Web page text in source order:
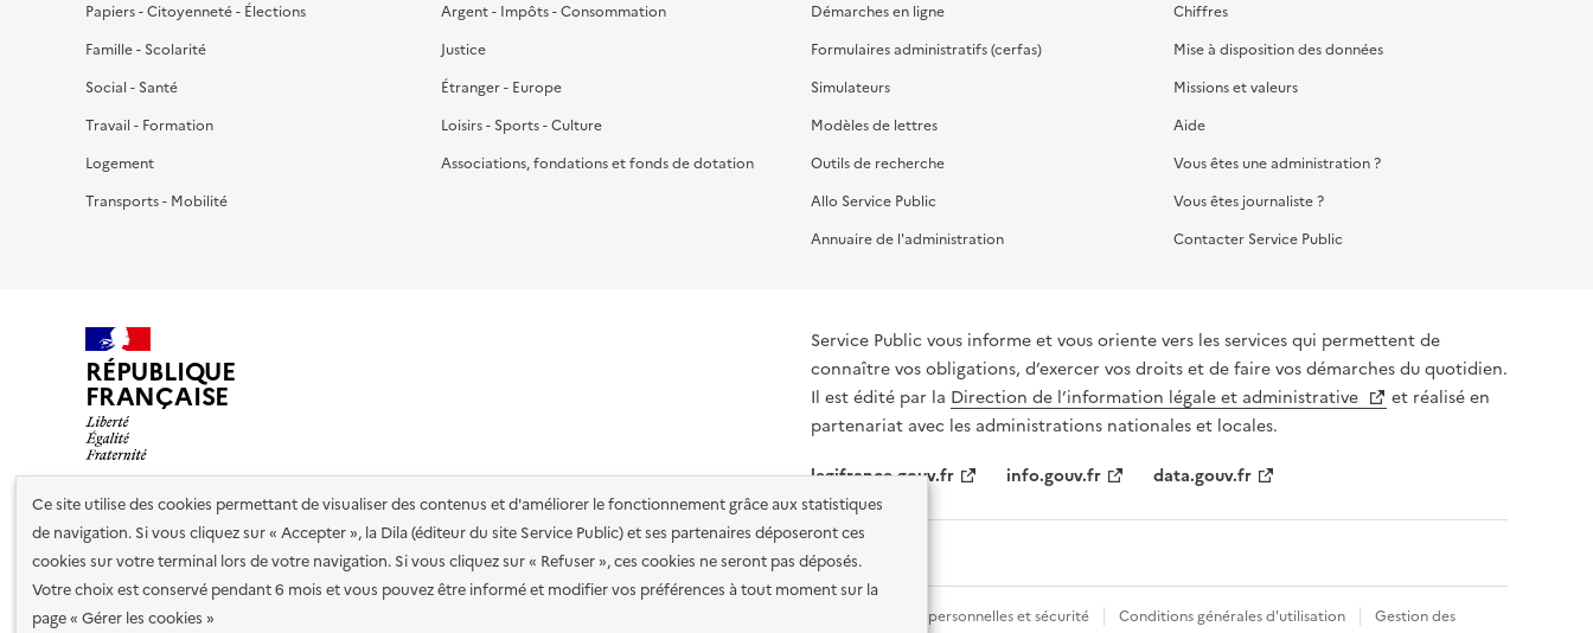
Ce site utilise des cookies permettant de visualiser des contenus et d'améliorer le fonctionnement grâce aux statistiques
de navigation. Si vous cliquez sur « Accepter », la Dila (éditeur du site Service Public) et ses partenaires déposeront ces
cookies sur votre terminal lors de votre navigation. Si vous cliquez sur « Refuser », ces cookies ne seront pas déposés.
Votre choix est conservé pendant 6 mois et vous pouvez être informé et modifier vos préférences à tout moment sur la
page « Gérer les cookies »
Papiers - Citoyenneté - Élections
Famille - Scolarité
Social - Santé
Travail - Formation
Logement
Transports - Mobilité
Argent - Impôts - Consommation
Justice
Étranger - Europe
Loisirs - Sports - Culture
Associations, fondations et fonds de dotation
Démarches en ligne
Formulaires administratifs (cerfas)
Simulateurs
Modèles de lettres
Outils de recherche
Allo Service Public
Annuaire de l'administration
Chiffres
Mise à disposition des données
Missions et valeurs
Aide
Vous êtes une administration ?
Vous êtes journaliste ?
Contacter Service Public
RÉPUBLIQUE
FRANÇAISE
Service Public vous informe et vous oriente vers les services qui permettent de
connaître vos obligations, d’exercer vos droits et de faire vos démarches du quotidien.
Il est édité par la Direction de l’information légale et administrative
et réalisé en
partenariat avec les administrations nationales et locales.
legifrance.gouv.fr
info.gouv.fr data.gouv.fr
Nos partenaires
Plan du site Accessibilité : totalement conforme Données personnelles et sécurité Conditions générales d'utilisation Gestion des